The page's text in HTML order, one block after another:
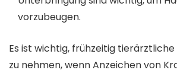
vorzubeugen.
Es ist wichtig, frühzeitig
zu nehmen, wenn Anzeichen von